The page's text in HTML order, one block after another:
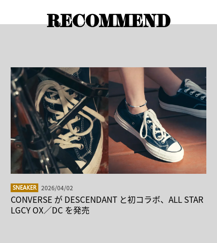
RECOMMEND
SNEAKER 2026/04/02
CONVERSE が DESCENDANT と初コラボ、ALL STAR
LGCY OX／DC を発売